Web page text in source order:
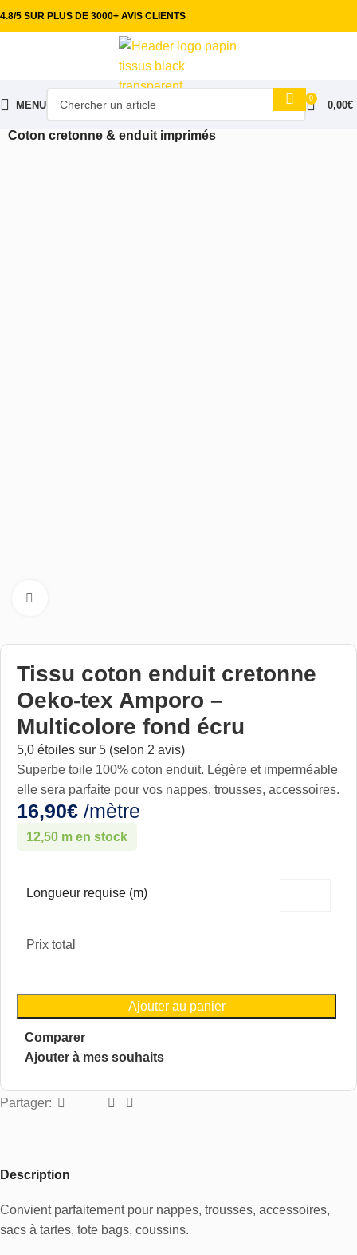
4.8/5 SUR PLUS DE 3000+ AVIS CLIENTS
MENU
0
0,00€
Nappes & Tissus enduit
Coton cretonne & enduit imprimés
Tissu coton enduit cretonne
Oeko-tex Amporo –
Multicolore fond écru
5,0 étoiles sur 5 (selon 2 avis)
Superbe toile 100% coton enduit. Légère et imperméable
elle sera parfaite pour vos nappes, trousses, accessoires.
16,90€ /mètre
12,50 m en stock
Longueur requise (m)
Prix total
Ajouter au panier
Comparer
Ajouter à mes souhaits
Partager:
Description
Convient parfaitement pour nappes, trousses, accessoires,
sacs à tartes, tote bags, coussins.